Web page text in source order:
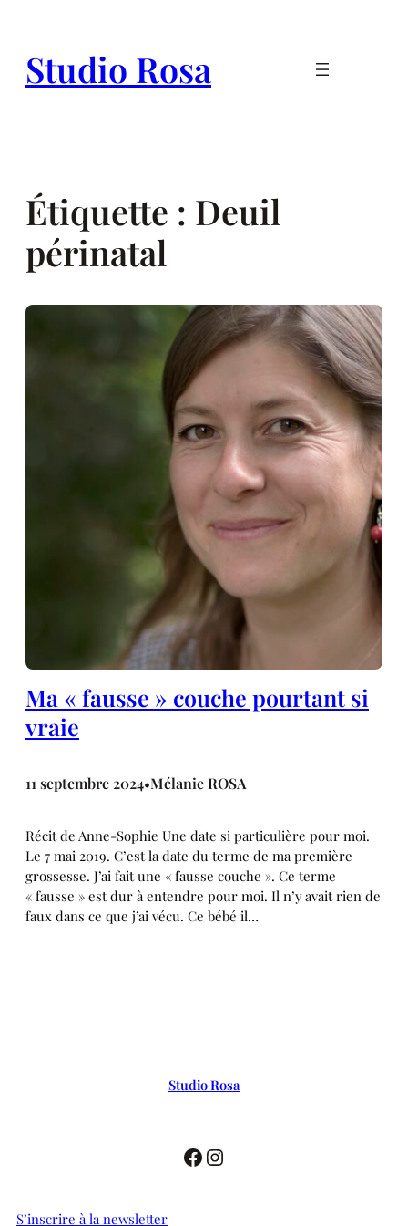
contenu
Studio Rosa
Étiquette : Deuil
périnatal
Ma « fausse » couche pourtant si
vraie
11 septembre 2024•Mélanie ROSA
Récit de Anne-Sophie Une date si particulière pour moi.
Le 7 mai 2019. C’est la date du terme de ma première
grossesse. J’ai fait une « fausse couche ». Ce terme
« fausse » est dur à entendre pour moi. Il n’y avait rien de
faux dans ce que j’ai vécu. Ce bébé il…
Studio Rosa
Facebook Instagram
S’inscrire à la newsletter